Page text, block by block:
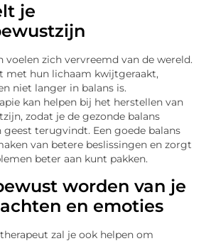
je
voelen zich vervreemd van de wereld.
met hun lichaam kwijtgeraakt,
niet langer in balans is.
kan helpen bij het herstellen van
zodat je de gezonde balans
geest terugvindt. Een goede balans
van betere beslissingen en zorgt
beter aan kunt pakken.
worden van je
en emoties
zal je ook helpen om